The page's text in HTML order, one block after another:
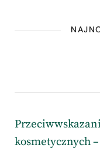
kosmetycznych